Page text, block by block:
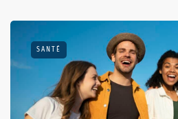
SANTÉ